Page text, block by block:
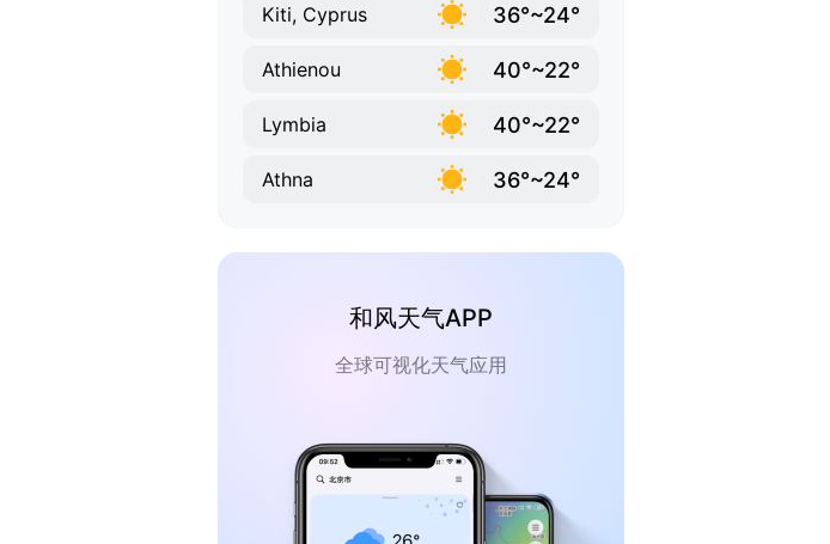
Kiti, Cyprus 36°~24°
Athienou 40°~22°
Lymbia 40°~22°
Athna 36°~24°
和风天气APP
全球可视化天气应用